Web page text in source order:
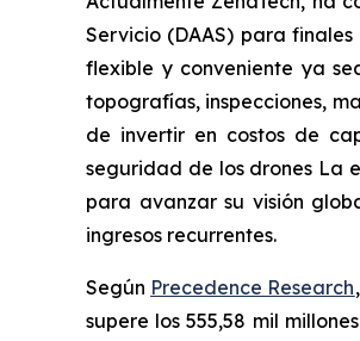
Servicio (DAAS) para
flexible y conveniente ya
topografías, inspecciones,
de invertir en costos de
seguridad de los drones La
para avanzar su visión
ingresos recurrentes.
Según Precedence Research
supere los 555,58 mil